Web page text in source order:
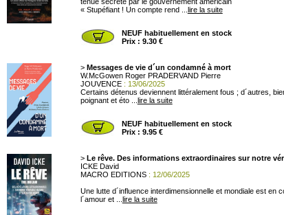
« Stupéfiant ! Un compte rend ... lire la suite
NEUF habituellement en stock
Prix : 9.30 €
> Messages de vie d´un condamné à mort
W.McGowen Roger PRADERVAND Pierre
JOUVENCE: 13/06/2025
Certains détenus deviennent littéralement fous ; d´autres,
poignant et éto ... lire la suite
NEUF habituellement en stock
Prix : 9.95 €
> Le rêve. Des informations extraordinaires sur notre
ICKE David
MACRO EDITIONS: 12/06/2025
Une lutte d´influence interdimensionnelle et mondiale est
l´amour et ... lire la suite